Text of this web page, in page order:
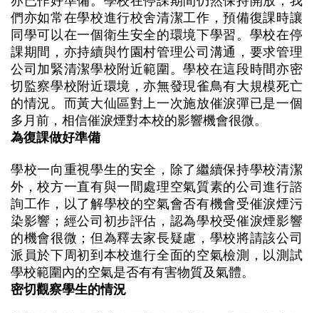
們亦如常在學校進行校舍清潔工作，預備復課時讓
同學可以在一個衛生安全的環境下學習。學校在停
課期間，亦持續與竹園村管理公司溝通，要求管理
公司加緊清潔學校附近範圍。學校在這段時間亦密
切監察學校附近環境，亦無發現雀鳥有大規模死亡
的情況。而黃大仙區對上一次施放催淚彈已是一個
多月前，相信催淚煙對本校的影響機會很微。
為復課做好準備
學校一向重視學生的安全，除了繼續保持學校清潔
外，校方一直有與一間處理空氣質素的公司進行諮
詢工作，以了解學校的空氣會否有機會受催淚煙污
染影響；經公司初步評估，認為學校受催淚煙影響
的機會很微；但為釋去家長疑慮，學校將請該公司
派員於下周初到本校進行全面的空氣檢測，以測試
學校範圍內的空氣是否有有害物質及氣體。
密切觀察學生的情況